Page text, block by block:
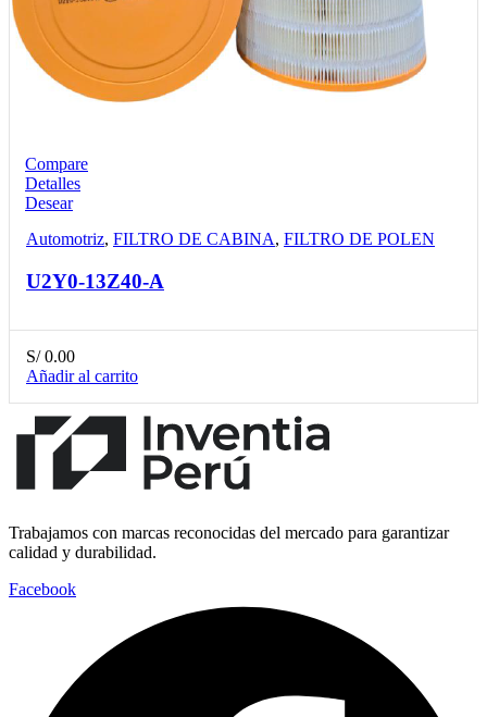
Compare
Detalles
Desear
Automotriz, FILTRO DE CABINA, FILTRO DE POLEN
U2Y0-13Z40-A
S/0.00
Añadir al carrito
Trabajamos con marcas reconocidas del mercado para garantizar
calidad y durabilidad.
Facebook